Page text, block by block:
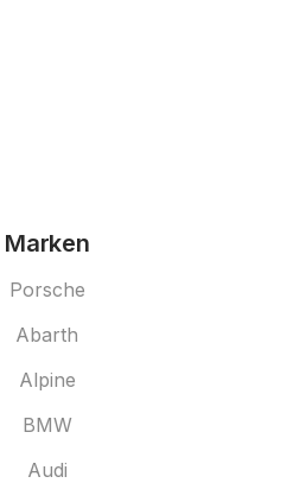
Marken
Porsche
Abarth
Alpine
BMW
Audi